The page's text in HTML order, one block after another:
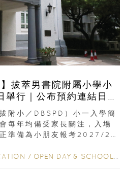
拔萃男書院附屬小學小
行｜公布預約連結日期
附小／DBSPD）小一入學簡
每年均備受家長關注，入場
準備為小朋友報考2027/28
/ OPEN DAY & SCHOOL EVENTS